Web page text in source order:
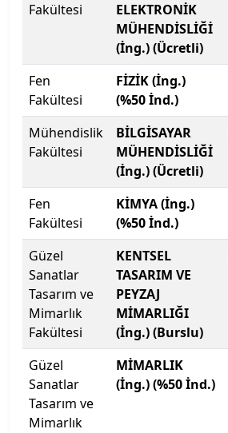
Erzincan Binali Yıldırım
Erzurum Teknik Üniversitesi
Eskişehir Osmangazi
Eskişehir Teknik Üniversitesi
Fatih Sultan Mehmet Vakıf
Fenerbahçe Üniversitesi
Fırat Üniversitesi
Galatasaray Üniversitesi
Gazi Üniversitesi
Gaziantep İslam Bilim ve
Gaziantep Üniversitesi
Fakültesi
ELEKTRONİK
MÜHENDİSLİĞİ
(İng.) (Ücretli)
Fen
Fakültesi
FİZİK (İng.)
(%50 İnd.)
Mühendislik
Fakültesi
BİLGİSAYAR
MÜHENDİSLİĞİ
(İng.) (Ücretli)
Fen
Fakültesi
KİMYA (İng.)
(%50 İnd.)
Güzel
Sanatlar
Tasarım ve
Mimarlık
Fakültesi
KENTSEL
TASARIM VE
PEYZAJ
MİMARLIĞI
(İng.) (Burslu)
Güzel
Sanatlar
Tasarım ve
Mimarlık
MİMARLIK
(İng.) (%50 İnd.)